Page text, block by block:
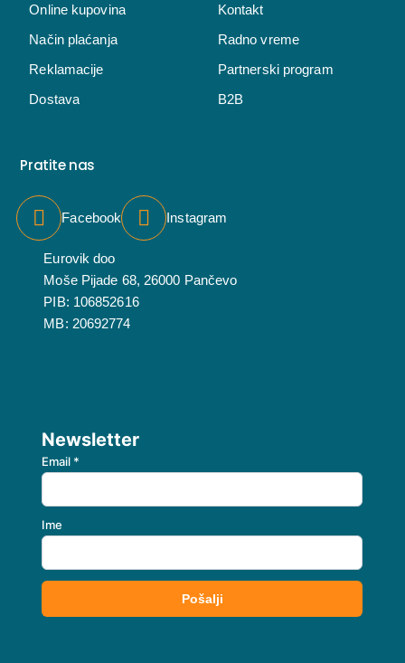
Online kupovina
Način plaćanja
Reklamacije
Dostava
Kontakt
Radno vreme
Partnerski program
B2B
Pratite nas
Facebook Instagram
Eurovik doo
Moše Pijade 68, 26000 Pančevo
PIB: 106852616
MB: 20692774